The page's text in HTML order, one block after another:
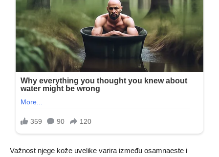
Važnost njege kože uvelike varira između osamnaeste i